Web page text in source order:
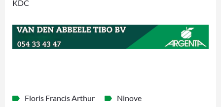
KDC
Floris Francis Arthur Ninove